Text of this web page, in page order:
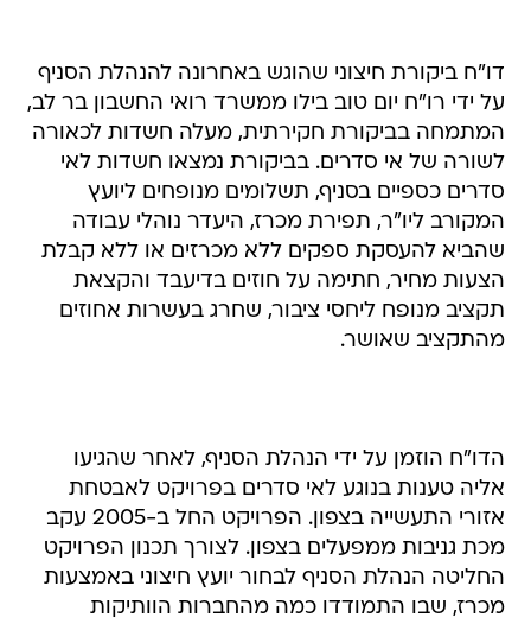
דו"ח ביקורת חיצוני שהוגש באחרונה להנהלת הסניף
על ידי רו"ח יום טוב בילו ממשרד רואי החשבון בר לב,
המתמחה בביקורת חקירתית, מעלה חשדות לכאורה
לשורה של אי סדרים. בביקורת נמצאו חשדות לאי
סדרים כספיים בסניף, תשלומים מנופחים ליועץ
המקורב ליו"ר, תפירת מכרז, היעדר נוהלי עבודה
שהביא להעסקת ספקים ללא מכרזים או ללא קבלת
הצעות מחיר, חתימה על חוזים בדיעבד והקצאת
תקציב מנופח ליחסי ציבור, שחרג בעשרות אחוזים
מהתקציב שאושר.
הדו"ח הוזמן על ידי הנהלת הסניף, לאחר שהגיעו
אליה טענות בנוגע לאי סדרים בפרויקט לאבטחת
אזורי התעשייה בצפון. הפרויקט החל ב-2005 עקב
מכת גניבות ממפעלים בצפון. לצורך תכנון הפרויקט
החליטה הנהלת הסניף לבחור יועץ חיצוני באמצעות
מכרז, שבו התמודדו כמה מהחברות הוותיקות